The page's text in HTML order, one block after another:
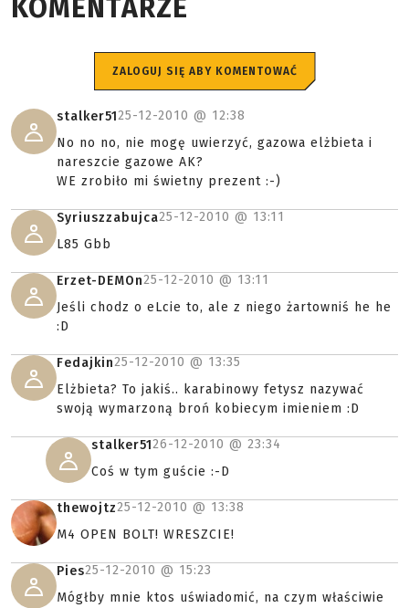
KOMENTARZE
ZALOGUJ SIĘ ABY KOMENTOWAĆ
stalker5125-12-2010 @ 12:38
No no no, nie mogę uwierzyć, gazowa elżbieta i
nareszcie gazowe AK?
WE zrobiło mi świetny prezent :-)
Syriuszzabujca25-12-2010 @ 13:11
L85 Gbb
Erzet-DEMOn25-12-2010 @ 13:11
Jeśli chodz o eLcie to, ale z niego żartowniś he he
:D
Fedajkin25-12-2010 @ 13:35
Elżbieta? To jakiś.. karabinowy fetysz nazywać
swoją wymarzoną broń kobiecym imieniem :D
stalker5126-12-2010 @ 23:34
Coś w tym guście :-D
thewojtz25-12-2010 @ 13:38
M4 OPEN BOLT! WRESZCIE!
Pies25-12-2010 @ 15:23
Mógłby mnie ktos uświadomić, na czym właściwie